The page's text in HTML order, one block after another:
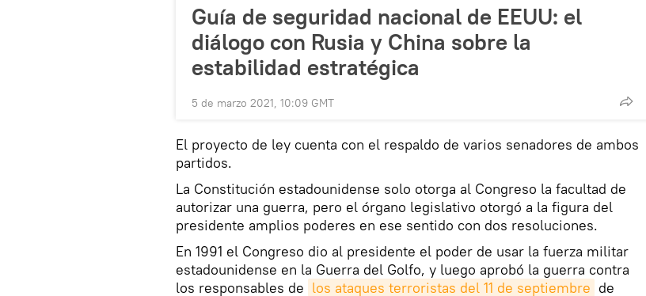
Guía de seguridad nacional de EEUU: el
diálogo con Rusia y China sobre la
estabilidad estratégica
5 de marzo 2021, 10:09 GMT
El proyecto de ley cuenta con el respaldo de varios senadores de ambos
partidos.
La Constitución estadounidense solo otorga al Congreso la facultad de
autorizar una guerra, pero el órgano legislativo otorgó a la figura del
presidente amplios poderes en ese sentido con dos resoluciones.
En 1991 el Congreso dio al presidente el poder de usar la fuerza militar
estadounidense en la Guerra del Golfo, y luego aprobó la guerra contra
los responsables de los ataques terroristas del 11 de septiembre de